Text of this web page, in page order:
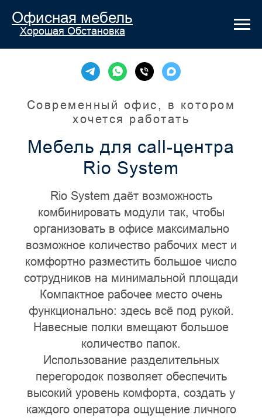
Офисная мебель
Хорошая Обстановка
Современный офис, в котором
хочется работать
Мебель для call-центра
Rio System
Rio System даёт возможность
комбинировать модули так, чтобы
организовать в офисе максимально
возможное количество рабочих мест и
комфортно разместить большое число
сотрудников на минимальной площади
Компактное рабочее место очень
функционально: здесь всё под рукой.
Навесные полки вмещают большое
количество папок.
Использование разделительных
перегородок позволяет обеспечить
высокий уровень комфорта, создать у
каждого оператора ощущение личного